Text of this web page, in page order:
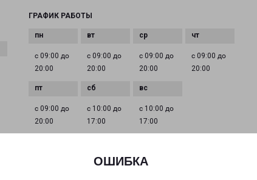
ОШИБКА
ГРАФИК РАБОТЫ
с 09:00 до
20:00
с 09:00 до
20:00
с 09:00 до
20:00
с 09:00 до
20:00
с 09:00 до
20:00
с 10:00 до
17:00
с 10:00 до
17:00